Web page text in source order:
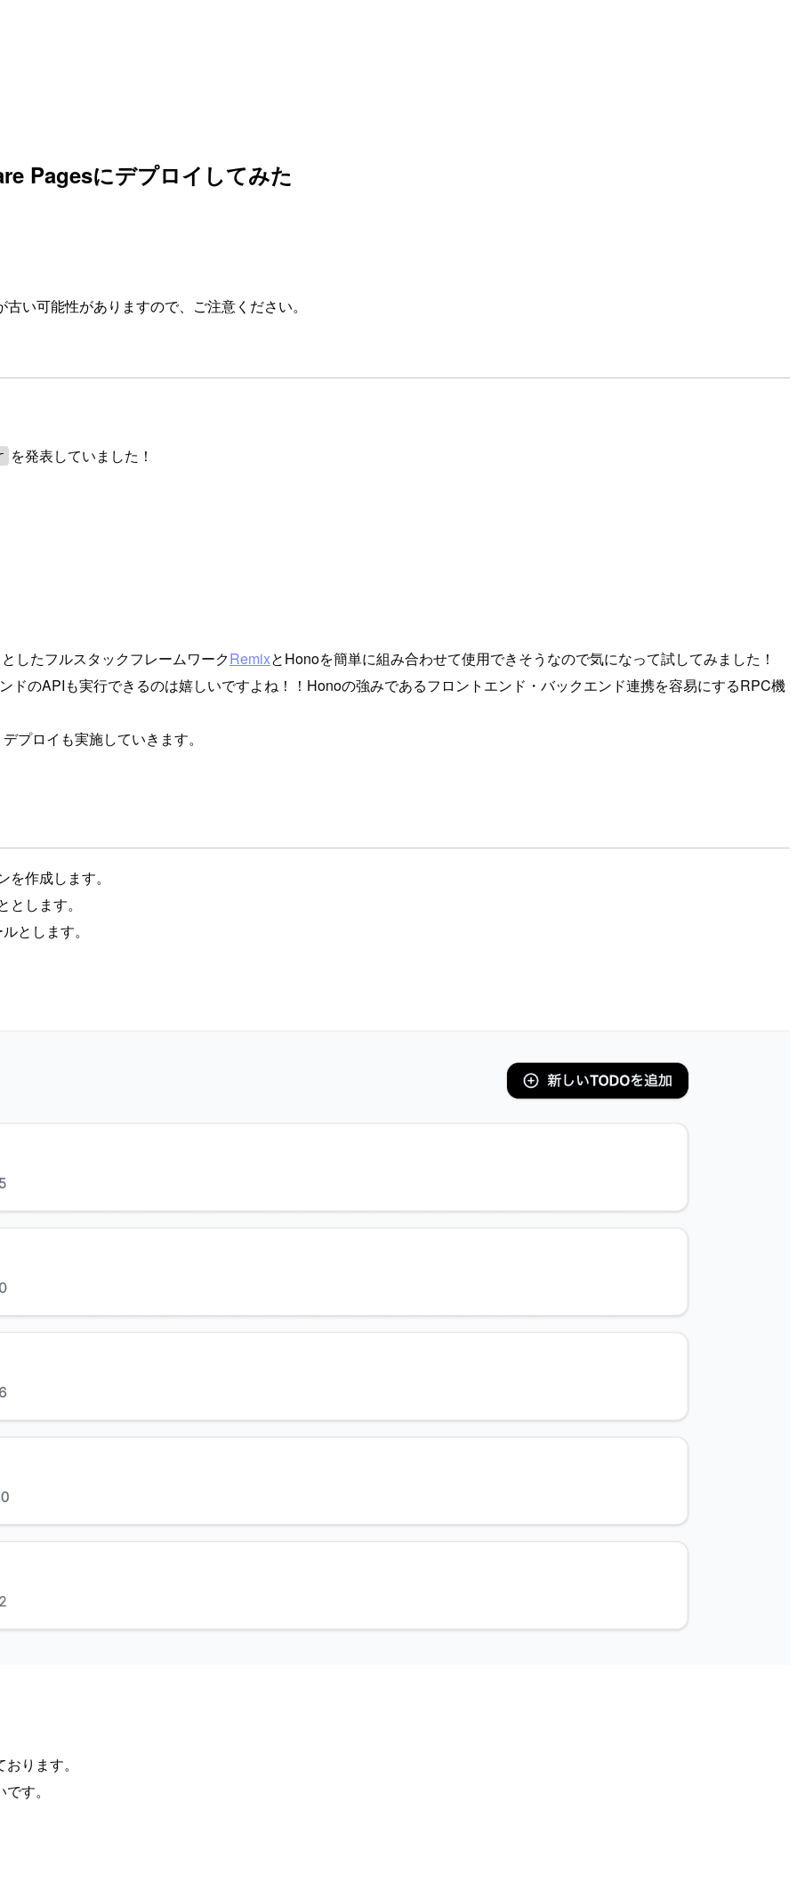
Pagesにデプロイしてみた
い可能性がありますので、ご注意ください。
を発表していました！
したフルスタックフレームワークRemixとHonoを簡単に組み合わせて使用できそうなので気になって試してみました！
ドのAPIも実行できるのは嬉しいですよね！！Honoの強みであるフロントエンド・バックエンド連携を容易にするRPC機
プロイも実施していきます。
作成します。
します。
とします。
ります。
す。